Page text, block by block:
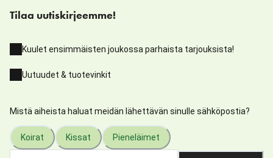
Tilaa uutiskirjeemme!
Kuulet ensimmäisten joukossa parhaista tarjouksista!
Uutuudet & tuotevinkit
Mistä aiheista haluat meidän lähettävän sinulle sähköpostia?
Koirat Kissat Pieneläimet